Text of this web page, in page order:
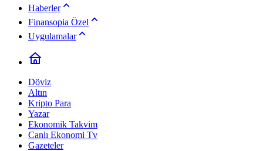
Haberler
Finansopia Özel
Uygulamalar
Döviz
Altın
Kripto Para
Yazar
Ekonomik Takvim
Canlı Ekonomi Tv
Gazeteler